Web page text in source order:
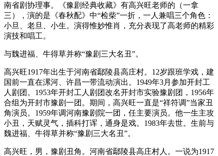
南省剧协理事。《豫剧经典收藏》有高兴旺老师的（一拿
三），演的是《春秋配》中“检柴”一折，一人兼唱三个角色：
小旦、老旦、小生。演得惟妙惟肖，充分表现了高老师的精彩
演技和唱工。
与魏进福、牛得草并称“豫剧三大名丑”。
高兴旺1917年出生于河南省鄢陵县高庄村。12岁跟班学戏，建
国前一直在漯河、许昌一带流动演出。1949年3月参加开封工
人剧团。1953年开封工人剧团改名开封市实验豫剧团，1956年
合组为开封市豫剧一团。期间，高兴旺一直是“祥符调”当家丑
角演员。1959年调河南豫剧院一团，任主要演员。他一生主攻
小丑，天赋灵气，插科打诨，通身是戏。1983年去世。生前与
魏进福、牛得草并称“豫剧三大名丑”。
高兴旺，男，豫剧丑角。河南省鄢陵县高庄村人。一说为1917